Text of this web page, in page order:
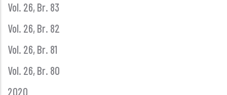
Vol. 26, Br. 83
Vol. 26, Br. 82
Vol. 26, Br. 81
Vol. 26, Br. 80
2020